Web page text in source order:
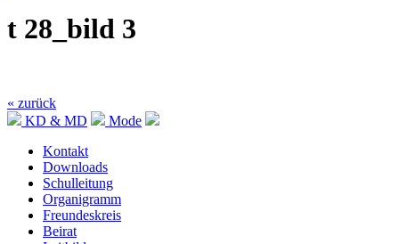
t 28_bild 3
« zurück
KD & MD
Mode
Kontakt
Downloads
Schulleitung
Organigramm
Freundeskreis
Beirat